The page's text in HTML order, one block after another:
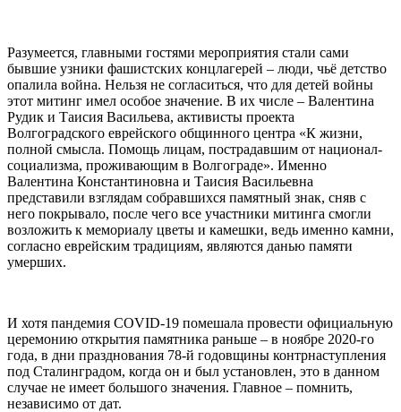
Разумеется, главными гостями мероприятия стали сами
бывшие узники фашистских концлагерей – люди, чьё детство
опалила война. Нельзя не согласиться, что для детей войны
этот митинг имел особое значение. В их числе – Валентина
Рудик и Таисия Васильева, активисты проекта
Волгоградского еврейского общинного центра «К жизни,
полной смысла. Помощь лицам, пострадавшим от национал-
социализма, проживающим в Волгограде». Именно
Валентина Константиновна и Таисия Васильевна
представили взглядам собравшихся памятный знак, сняв с
него покрывало, после чего все участники митинга смогли
возложить к мемориалу цветы и камешки, ведь именно камни,
согласно еврейским традициям, являются данью памяти
умерших.
И хотя пандемия COVID-19 помешала провести официальную
церемонию открытия памятника раньше – в ноябре 2020-го
года, в дни празднования 78-й годовщины контрнаступления
под Сталинградом, когда он и был установлен, это в данном
случае не имеет большого значения. Главное – помнить,
независимо от дат.